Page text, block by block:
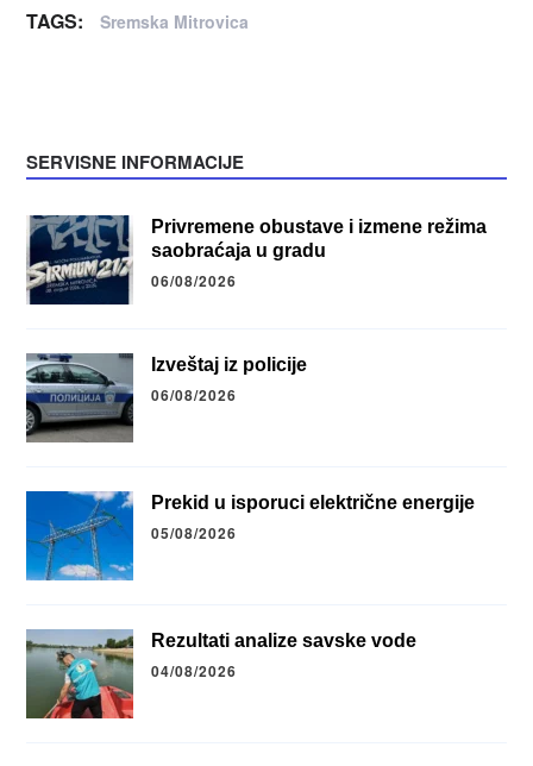
TAGS: Sremska Mitrovica
SERVISNE INFORMACIJE
Privremene obustave i izmene režima
saobraćaja u gradu
06/08/2026
Izveštaj iz policije
06/08/2026
Prekid u isporuci električne energije
05/08/2026
Rezultati analize savske vode
04/08/2026